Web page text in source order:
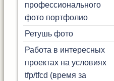
профессионального
фото портфолио
Ретушь фото
Работа в интересных
проектах на условиях
tfp/tfcd (время за